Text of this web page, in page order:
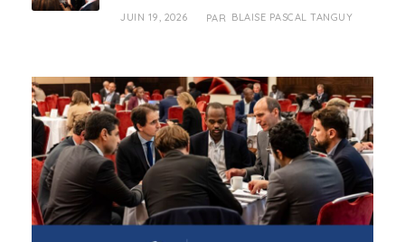
JUIN 19, 2026 PAR BLAISE PASCAL TANGUY